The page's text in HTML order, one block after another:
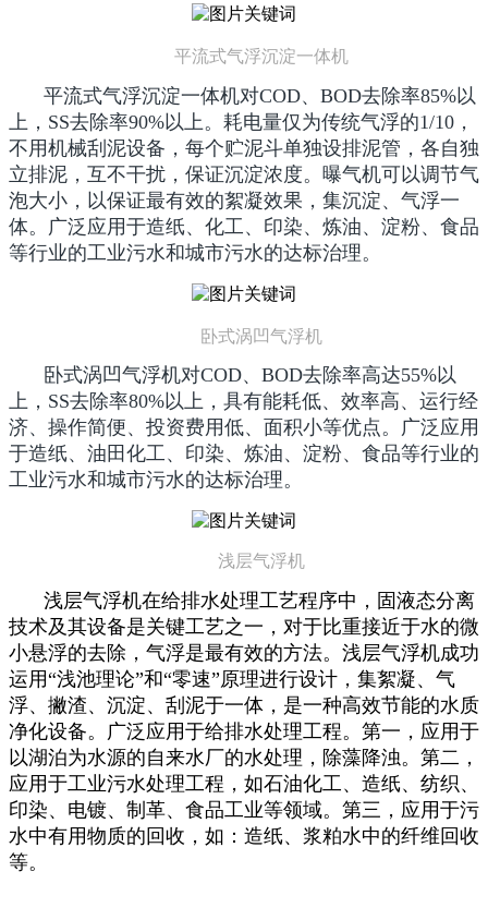
平流式气浮沉淀一体机
平流式气浮沉淀一体机对COD、BOD去除率85%以
上，SS去除率90%以上。耗电量仅为传统气浮的1/10，
不用机械刮泥设备，每个贮泥斗单独设排泥管，各自独
立排泥，互不干扰，保证沉淀浓度。曝气机可以调节气
泡大小，以保证最有效的絮凝效果，集沉淀、气浮一
体。广泛应用于造纸、化工、印染、炼油、淀粉、食品
等行业的工业污水和城市污水的达标治理。
卧式涡凹气浮机
卧式涡凹气浮机对COD、BOD去除率高达55%以
上，SS去除率80%以上，具有能耗低、效率高、运行经
济、操作简便、投资费用低、面积小等优点。广泛应用
于造纸、油田化工、印染、炼油、淀粉、食品等行业的
工业污水和城市污水的达标治理。
浅层气浮机
浅层气浮机在给排水处理工艺程序中，固液态分离
技术及其设备是关键工艺之一，对于比重接近于水的微
小悬浮的去除，气浮是最有效的方法。浅层气浮机成功
运用“浅池理论”和“零速”原理进行设计，集絮凝、气
浮、撇渣、沉淀、刮泥于一体，是一种高效节能的水质
净化设备。广泛应用于给排水处理工程。第一，应用于
以湖泊为水源的自来水厂的水处理，除藻降浊。第二，
应用于工业污水处理工程，如石油化工、造纸、纺织、
印染、电镀、制革、食品工业等领域。第三，应用于污
水中有用物质的回收，如：造纸、浆粕水中的纤维回收
等。